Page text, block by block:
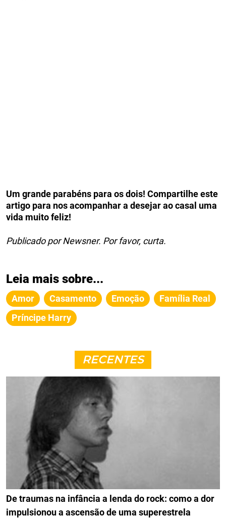
Um grande parabéns para os dois! Compartilhe este
artigo para nos acompanhar a desejar ao casal uma
vida muito feliz!
Publicado por Newsner. Por favor, curta.
Leia mais sobre...
Amor Casamento Emoção
Família Real
Príncipe Harry
RECENTES
De traumas na infância a lenda do rock: como a dor
impulsionou a ascensão de uma superestrela